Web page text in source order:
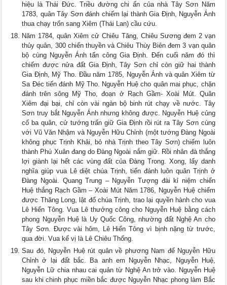
hiệu là Thái Đức. Triều đường chi ấn của nhà Tây Sơn Năm
1783, quân Tây Sơn đánh chiếm lại thành Gia Định, Nguyễn Ánh
thua chạy trốn sang Xiêm (Thái Lan) cầu cứu.
Năm 1784, quân Xiêm cử Chiêu Tăng, Chiêu Sương đem 2 vạn
thủy quân, 300 chiến thuyền và Chiêu Thùy Biên đem 3 vạn quân
bộ cùng Nguyễn Ánh tấn công Gia Định. Đến cuối năm đó thì
chiếm được nửa đất Gia Định, Tây Sơn chỉ còn giữ hai thành
Gia Định, Mỹ Tho. Đầu năm 1785, Nguyễn Ánh và quân Xiêm từ
Sa Đéc tiến đánh Mỹ Tho. Nguyễn Huệ cho quân mai phục, chặn
đánh trên sông Mỹ Tho, đoạn ở Rạch Gầm- Xoài Mút. Quân
Xiêm đại bại, chỉ còn vài ngàn bộ binh rút chạy về nước. Tây
Sơn truy bắt Nguyễn Ánh nhưng không được. Nguyễn Huệ củng
cố ba quân, cử tướng trấn giữ Gia Định rồi rút ra Tây Sơn cùng
với Vũ Văn Nhậm và Nguyễn Hữu Chỉnh (một tướng Đàng Ngoài
không phục Trịnh Khải, bỏ nhà Trịnh theo Tây Sơn) chiếm luôn
thành Phú Xuân đang do Đàng Ngoài nắm giữ. Rồi nhân đà thắng
lợi giành lại hết các vùng đất của Đàng Trong. Xong, lấy danh
nghĩa giúp vua Lê diệt chúa Trịnh, tiến đánh luôn quân Trịnh ở
Đàng Ngoài. Quang Trung – Nguyễn Tượng đài kỉ niệm chiến
Huệ thắng Rạch Gầm – Xoài Mút Năm 1786, Nguyễn Huệ chiếm
được Thăng Long, lật đổ chúa Trịnh, trao lại quyền hành cho vua
Lê Hiển Tông. Vua Lê thưởng công cho Nguyễn Huệ bằng cách
phong Nguyễn Huệ là Uy Quốc Công, nhường đất Nghệ An cho
Tây Sơn. Được vài hôm, Lê Hiển Tông vì bịnh nặng từ trước,
qua đời. Vua kế vị là Lê Chiêu Thống.
Sau đó, Nguyễn Huệ rút quân về phương Nam để Nguyễn Hữu
Chỉnh ở lại đất bắc. Ba anh em Nguyễn Nhạc, Nguyễn Huệ,
Nguyễn Lữ chia nhau cai quản từ Nghệ An trở vào. Nguyễn Huệ
sau khi chinh phục miền bắc được Nguyễn Nhạc phong làm Bắc